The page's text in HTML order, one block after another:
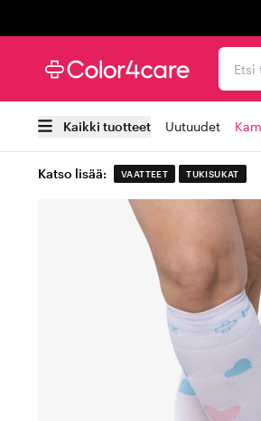
Etsi
Kaikki tuotteet Uutuudet
Katso lisää: VAATTEET TUKISUKAT